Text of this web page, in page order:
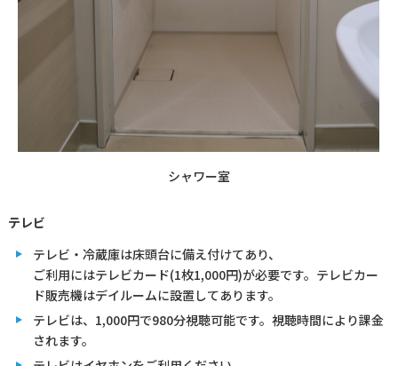
シャワー室
テレビ
テレビ・冷蔵庫は床頭台に備え付けてあり、
ご利用にはテレビカード(1枚1,000円)が必要です。テレビカー
ド販売機はデイルームに設置してあります。
テレビは、1,000円で980分視聴可能です。視聴時間により課金
されます。